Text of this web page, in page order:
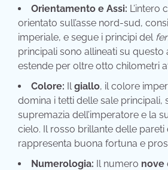
Orientamento e Assi: L’intero
orientato sull’asse nord-sud,
imperiale, e segue i principi del
principali sono allineati su questo
estende per oltre otto chilometri
Colore: Ilgiallo, il colore
domina i tetti delle sale principali,
supremazia dell’imperatore e la
cielo. Il rosso brillante delle pareti
rappresenta buona fortuna e
Numerologia: Il numero nove